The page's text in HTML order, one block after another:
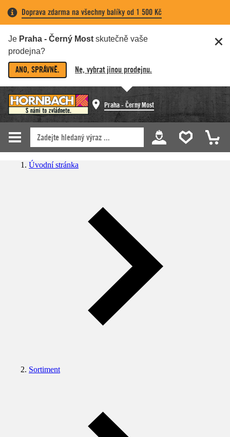
Doprava zdarma na všechny balíky od 1 500 Kč
Je Praha - Černý Most skutečně vaše
prodejna?
ANO, SPRÁVNĚ. Ne, vybrat jinou prodejnu.
Praha - Černý Most
Úvodní stránka
Sortiment